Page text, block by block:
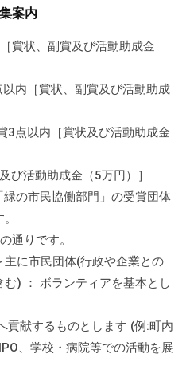
案内
賞状、副賞及び活動助成金
［賞状、副賞及び活動助成
以内［賞状及び活動助成金
動助成金（5万円）］
民協働部門」の受賞団体
通りです。
市民団体(行政や企業との
) ： ボランティアを基本とし
するものとします (例:町内
、学校・病院等での活動を展